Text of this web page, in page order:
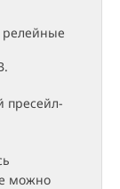
релейные
пресейл-
можно